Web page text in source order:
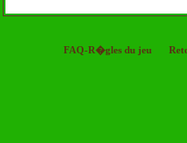
FAQ-R�gles du jeu